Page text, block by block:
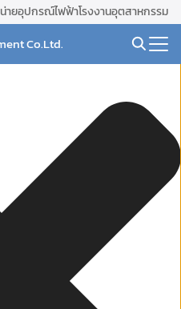
ายอุปกรณ์ไฟฟ้าโรงงานอุตสาหกรรม
Co.Ltd.